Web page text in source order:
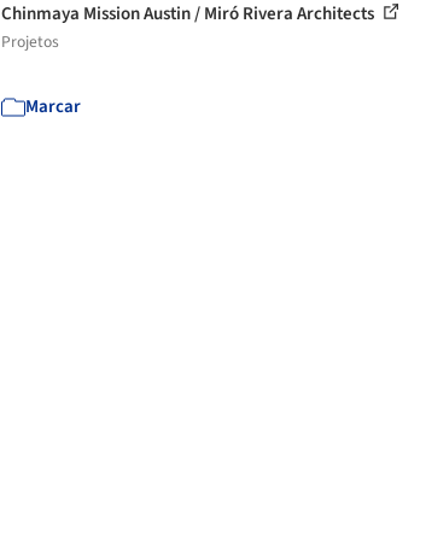
Chinmaya Mission Austin / Miró Rivera Architects
Projetos
Marcar